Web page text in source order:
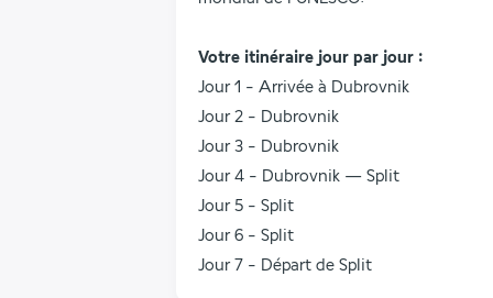
Votre itinéraire jour par jour :
Jour 1 - Arrivée à Dubrovnik
Jour 2 - Dubrovnik
Jour 3 - Dubrovnik
Jour 4 - Dubrovnik — Split
Jour 5 - Split
Jour 6 - Split
Jour 7 - Départ de Split